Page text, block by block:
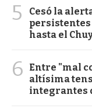
5
Cesó la
persistentes
hasta el
6
Entre "mal
altísima
integrantes